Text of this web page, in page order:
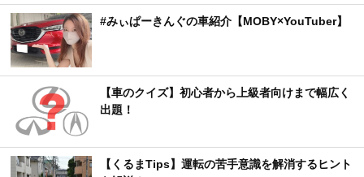
#みぃぱーきんぐの車紹介【MOBY×YouTuber】
【車のクイズ】初心者から上級者向けまで幅広く
出題！
【くるまTips】運転の苦手意識を解消するヒント